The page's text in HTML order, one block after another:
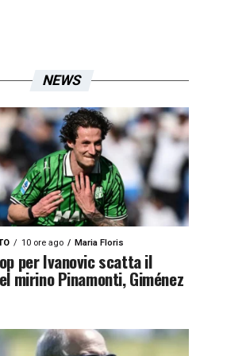
NEWS
10 ore ago Maria Floris
per Ivanovic scatta il
mirino Pinamonti, Giménez